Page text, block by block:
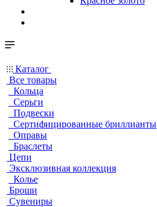
Каталог
Все товары
Кольца
Серьги
Подвески
Сертифицированные бриллианты
Оправы
Браслеты
Цепи
Эксклюзивная коллекция
Колье
Броши
Сувениры